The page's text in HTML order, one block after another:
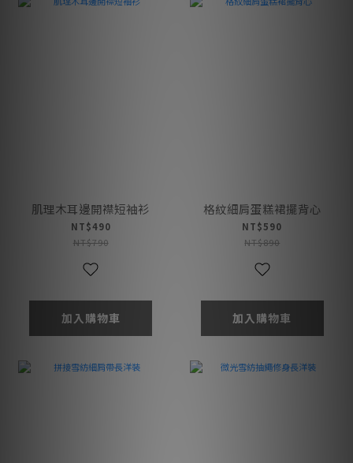
肌理木耳邊開襟短袖衫
NT$490
NT$790
加入購物車
格紋細肩蛋糕裙擺背心
NT$590
NT$890
加入購物車